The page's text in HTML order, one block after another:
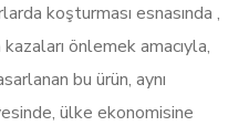
koşturması esnasında ,
önlemek amacıyla,
bu ürün, aynı
ülke ekonomisine